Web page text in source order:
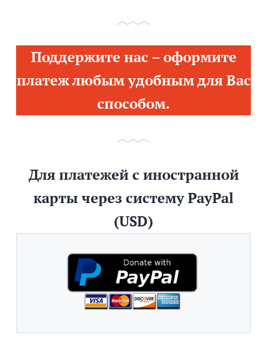
Поддержите нас – оформите
платеж любым удобным для Вас
способом.
Для платежей с иностранной
карты через систему PayPal
(USD)